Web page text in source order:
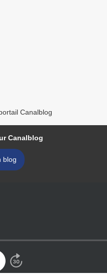
Canalblog
Canalblog
blog